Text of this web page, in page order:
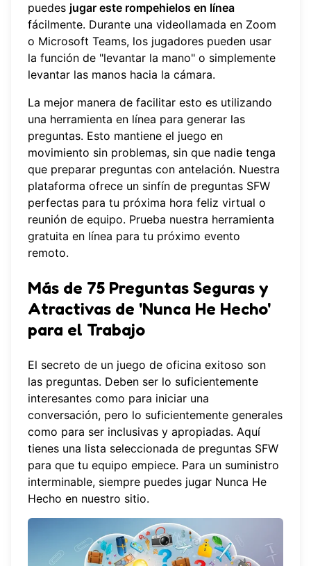
puedes jugar este rompehielos en línea
fácilmente. Durante una videollamada en Zoom
o Microsoft Teams, los jugadores pueden usar
la función de "levantar la mano" o simplemente
levantar las manos hacia la cámara.
La mejor manera de facilitar esto es utilizando
una herramienta en línea para generar las
preguntas. Esto mantiene el juego en
movimiento sin problemas, sin que nadie tenga
que preparar preguntas con antelación. Nuestra
plataforma ofrece un sinfín de preguntas SFW
perfectas para tu próxima hora feliz virtual o
reunión de equipo. Prueba nuestra herramienta
gratuita en línea para tu próximo evento
remoto.
Más de 75 Preguntas Seguras y
Atractivas de 'Nunca He Hecho'
para el Trabajo
El secreto de un juego de oficina exitoso son
las preguntas. Deben ser lo suficientemente
interesantes como para iniciar una
conversación, pero lo suficientemente generales
como para ser inclusivas y apropiadas. Aquí
tienes una lista seleccionada de preguntas SFW
para que tu equipo empiece. Para un suministro
interminable, siempre puedes jugar Nunca He
Hecho en nuestro sitio.